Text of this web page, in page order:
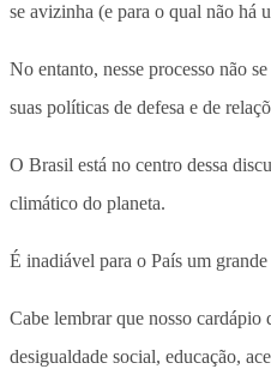
se avizinha (e para o qual não há
No entanto, nesse processo não
suas políticas de defesa e de
O Brasil está no centro dessa
climático do planeta.
É inadiável para o País um
Cabe lembrar que nosso cardápio
desigualdade social, educação,